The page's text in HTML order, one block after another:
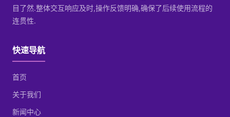
目了然.整体交互响应及时,操作反馈明确,确保了后续使用流程的
连贯性.
快速导航
首页
关于我们
新闻中心